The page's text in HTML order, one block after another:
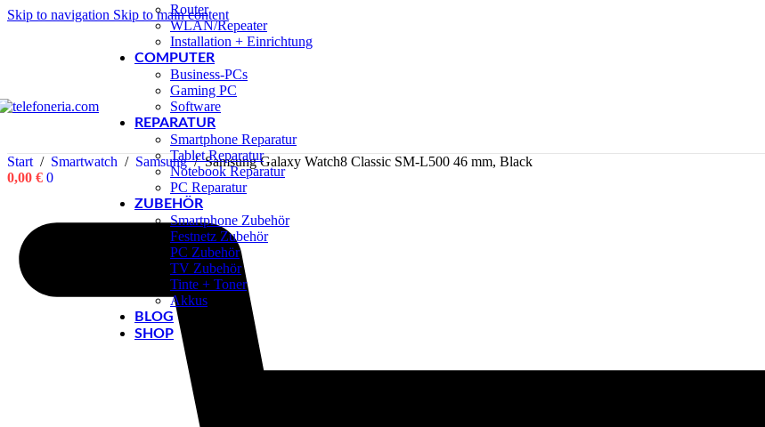
Skip to navigation Skip to main content
Router
WLAN/Repeater
Installation + Einrichtung
COMPUTER
Business-PCs
Gaming PC
Software
REPARATUR
Smartphone Reparatur
Tablet Reparatur
Notebook Reparatur
PC Reparatur
ZUBEHÖR
Smartphone Zubehör
Festnetz Zubehör
PC Zubehör
TV Zubehör
Tinte + Toner
Akkus
BLOG
SHOP
Start / Smartwatch / Samsung/ Samsung Galaxy Watch8 Classic SM-L500 46 mm, Black
0,00 € 0